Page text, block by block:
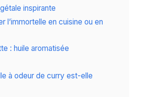
inspirante
l’immortelle en cuisine ou en
: huile aromatisée
à odeur de curry est-elle